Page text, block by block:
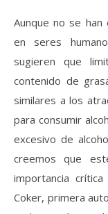
Aunque no se
en seres
sugieren que
contenido de
similares a los
para consumir
excesivo de
creemos que
importancia
Coker, primera